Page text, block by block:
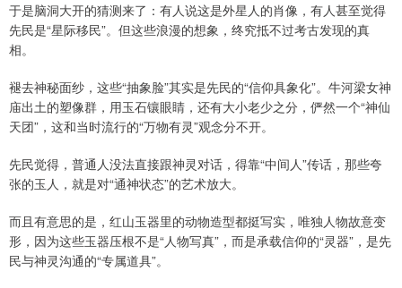
于是脑洞大开的猜测来了：有人说这是外星人的肖像，有人甚至觉得
先民是“星际移民”。但这些浪漫的想象，终究抵不过考古发现的真
相。
褪去神秘面纱，这些“抽象脸”其实是先民的“信仰具象化”。牛河梁女神
庙出土的塑像群，用玉石镶眼睛，还有大小老少之分，俨然一个“神仙
天团”，这和当时流行的“万物有灵”观念分不开。
先民觉得，普通人没法直接跟神灵对话，得靠“中间人”传话，那些夸
张的玉人，就是对“通神状态”的艺术放大。
而且有意思的是，红山玉器里的动物造型都挺写实，唯独人物故意变
形，因为这些玉器压根不是“人物写真”，而是承载信仰的“灵器”，是先
民与神灵沟通的“专属道具”。